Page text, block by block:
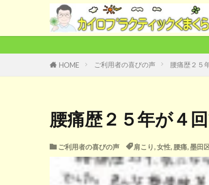
HOME ご利用者の喜びの声 腰痛歴２５
腰痛歴２５年が４
ご利用者の喜びの声 肩こり ,女性, 腰痛,墨田